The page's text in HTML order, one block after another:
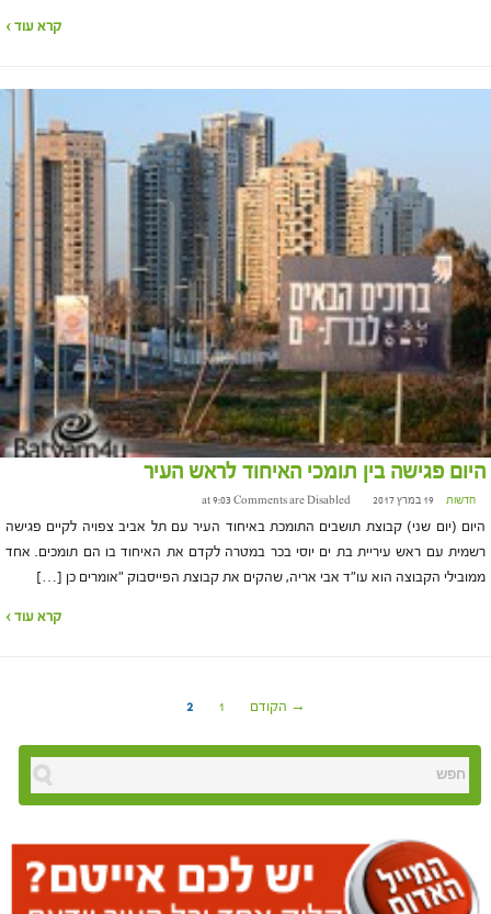
קרא עוד ›
היום פגישה בין תומכי האיחוד לראש העיר
חדשות 19 במרץ 2017 at 9:03 Comments are Disabled
היום (יום שני) קבוצת תושבים התומכת באיחוד העיר עם תל אביב צפויה לקיים פגישה
רשמית עם ראש עיריית בת ים יוסי בכר במטרה לקדם את האיחוד בו הם תומכים. אחד
ממובילי הקבוצה הוא עו"ד אבי אריה, שהקים את קבוצת הפייסבוק "אומרים כן […]
קרא עוד ›
→ הקודם 1
2